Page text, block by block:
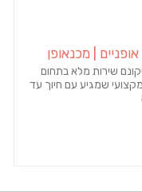
| מכנאופן
שירות מלא בתחום
מקצועי שמגיע עם חיוך עד